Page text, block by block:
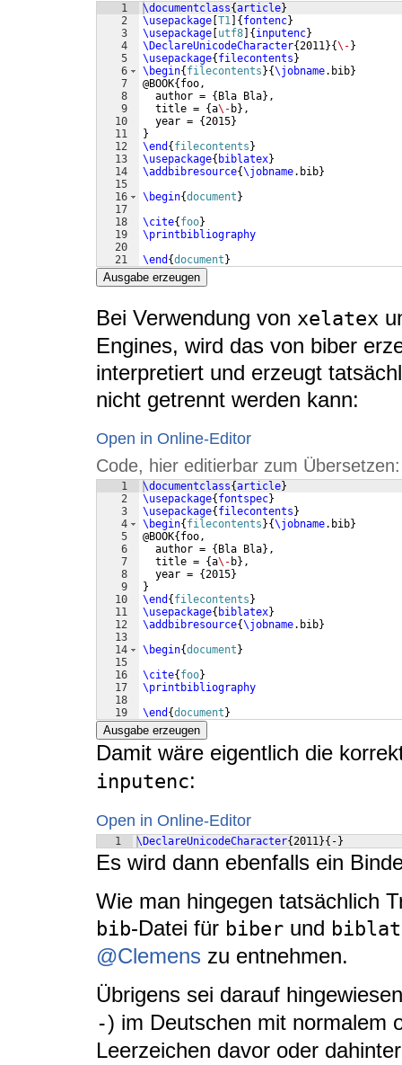
1
2
3
4
5
6
7
8
9
10
11
12
13
14
15
16
17
18
19
20
21
\documentclass{article}
\usepackage T1 { fontenc}
\usepackage utf8 { inputenc}
\DeclareUnicodeCharacter{2011}{\- }
\usepackage{ filecontents }
\begin{ filecontents }{\jobname.bib}
@BOOK{ foo,
  author =
{ Bla Bla} ,
  title =
{a\- b} ,
  year =
{2015}
}
\end { filecontents }
\usepackage{ biblatex}
\addbibresource{\jobname.bib}
\begin{document }
\cite{ foo}
\printbibliography
\end {document }
Ausgabe erzeugen
Bei Verwendung von xelatex
Engines, wird das von biber
interpretiert und erzeugt
nicht getrennt werden kann:
Open in Online-Editor
Code, hier editierbar zum Übersetzen:
1
2
3
4
5
6
7
8
9
10
11
12
13
14
15
16
17
18
19
\documentclass{article}
\usepackage{ fontspec}
\usepackage{ filecontents }
\begin{ filecontents }{\jobname.bib}
@BOOK{ foo,
  author =
{ Bla Bla} ,
  title =
{a\- b} ,
  year =
{2015}
}
\end { filecontents }
\usepackage{ biblatex}
\addbibresource{\jobname.bib}
\begin{document }
\cite{ foo}
\printbibliography
\end {document }
Ausgabe erzeugen
Damit wäre eigentlich die
inputenc:
Open in Online-Editor
1 \DeclareUnicodeCharacter{2011}{ - }
Es wird dann ebenfalls ein
Wie man hingegen tatsächlich
bib-Datei für biber und
@Clemens zu entnehmen.
Übrigens sei darauf
-) im Deutschen mit normalem
Leerzeichen davor oder